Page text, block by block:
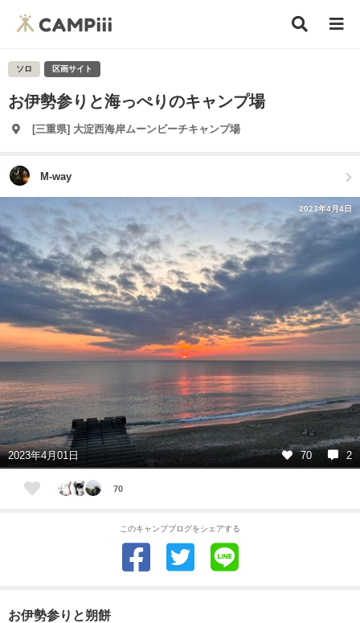
ソロ 区画サイト
お伊勢参りと海っぺりのキャンプ場
[三重県] 大淀西海岸ムーンビーチキャンプ場
M-way
2023年4月4日
2023年4月01日 70 2
70
このキャンプブログをシェアする
お伊勢参りと朔餅